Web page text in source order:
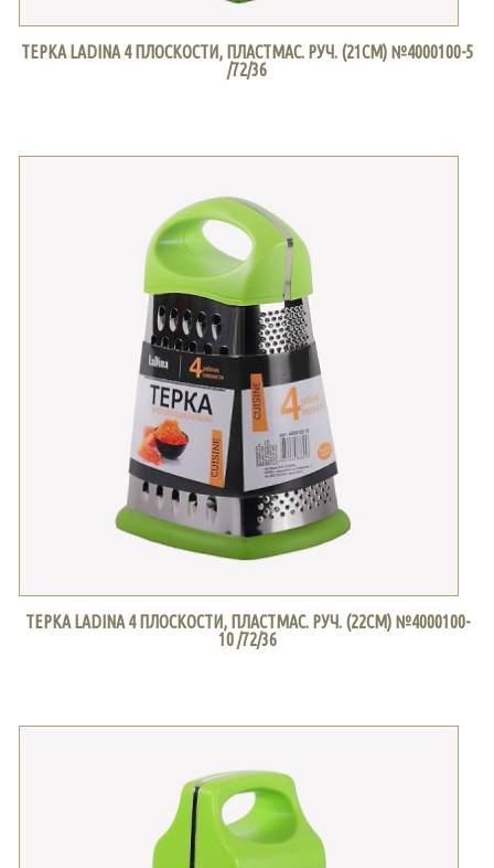
ТЕРКА LADINA 4 ПЛОСКОСТИ, ПЛАСТМАС. РУЧ. (21СМ) №4000100-5
/72/36
ТЕРКА LADINA 4 ПЛОСКОСТИ, ПЛАСТМАС. РУЧ. (22СМ) №4000100-
10 /72/36